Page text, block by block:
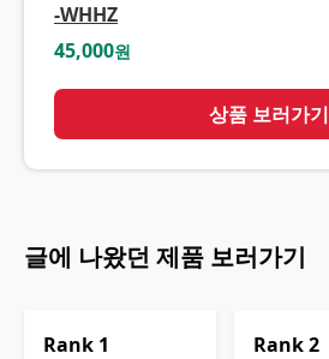
-WHHZ
45,000원
상품 보러가기
글에 나왔던 제품 보러가기
Rank 1 Rank2